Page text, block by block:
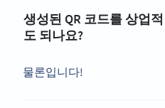
생성된 QR 코드를 상업
도 되나요?
물론입니다!